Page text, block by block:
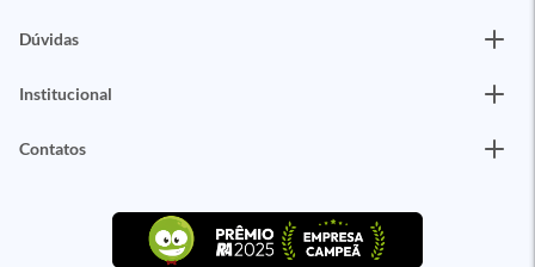
Dúvidas
Institucional
Contatos